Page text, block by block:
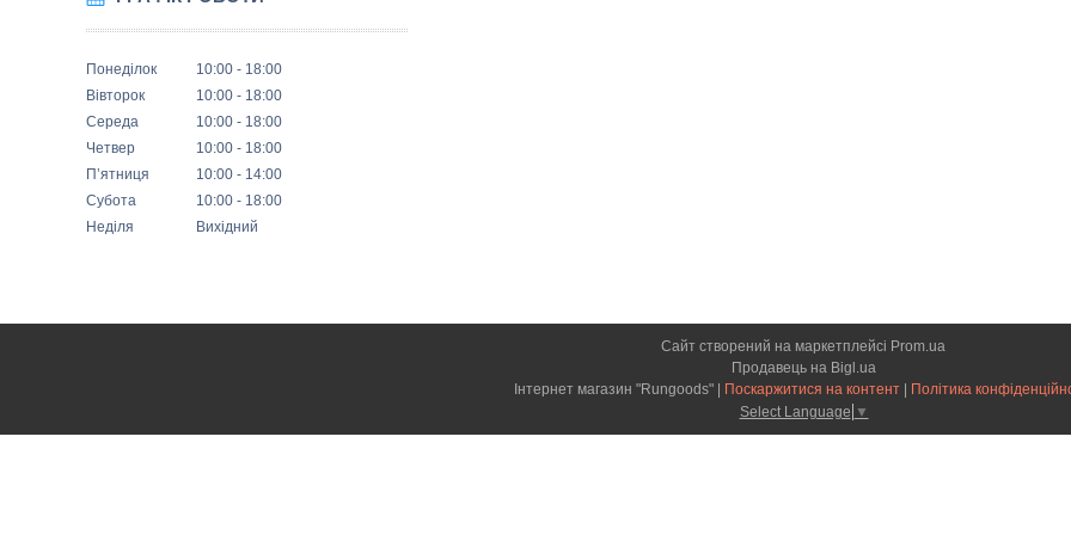
Понеділок 10:00
18:00
Вівторок
10:00
18:00
Середа
10:00
18:00
Четвер
10:00
18:00
Пʼятниця
10:00
14:00
Субота
10:00
18:00
Неділя
Вихідний
Сайт створений на маркетплейсі Prom.ua
Продавець на Bigl.ua
Поскаржитися на контент
Політика
Select Language ▼